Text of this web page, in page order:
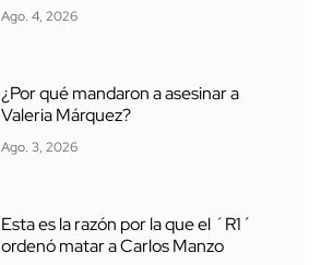
Ago. 4, 2026
¿Por qué mandaron a asesinar a
Valeria Márquez?
Ago. 3, 2026
Esta es la razón por la que el ´R1´
ordenó matar a Carlos Manzo